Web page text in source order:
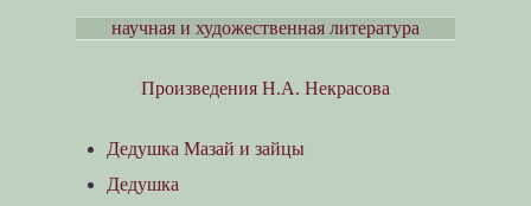
научная и художественная литература
Произведения Н.А. Некрасова
Дедушка Мазай и зайцы
Дедушка